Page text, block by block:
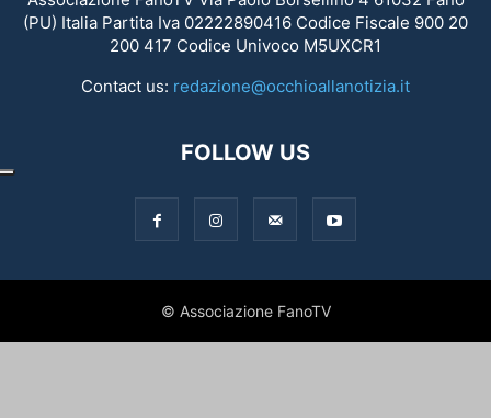
(PU) Italia Partita Iva 02222890416 Codice Fiscale 900 20
200 417 Codice Univoco M5UXCR1
Contact us: redazione@occhioallanotizia.it
FOLLOW US
© Associazione FanoTV